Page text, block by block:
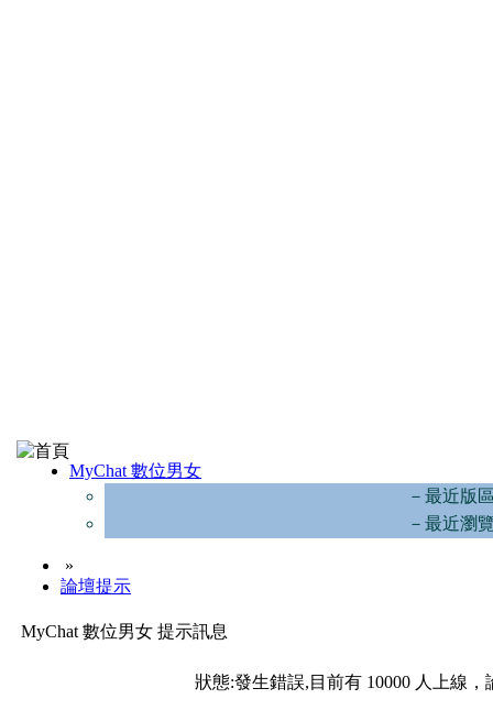
MyChat 數位男女
－最近版
－最近瀏
»
論壇提示
MyChat 數位男女 提示訊息
狀態:發生錯誤,目前有 10000 人上線